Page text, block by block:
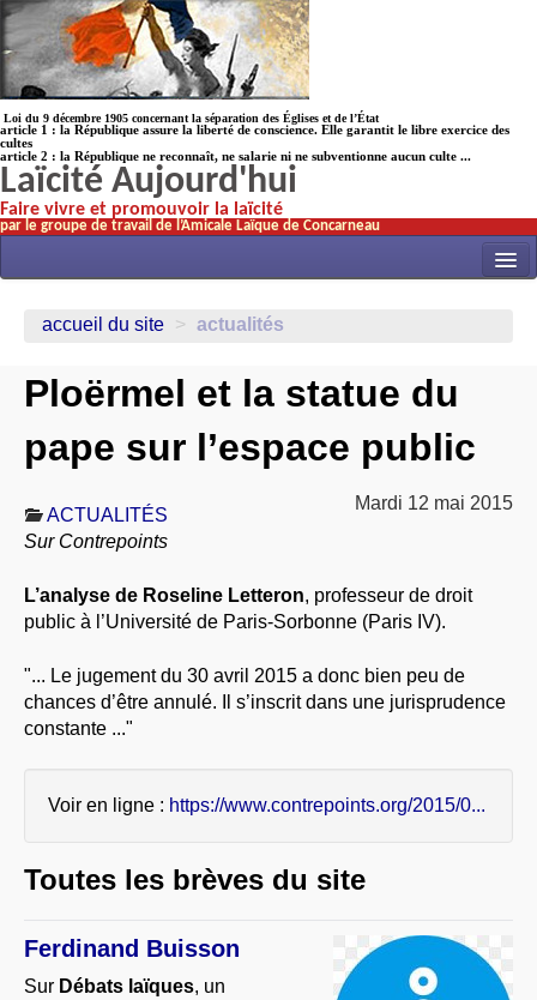
Loi du 9 décembre 1905 concernant la séparation des Églises et de l’État
article 1 : la République assure la liberté de conscience. Elle garantit le libre exercice des
cultes
article 2 : la République ne reconnaît, ne salarie ni ne subventionne aucun culte ...
Laïcité Aujourd'hui
Faire vivre et promouvoir la laïcité
par le groupe de travail de l’Amicale Laïque de Concarneau
NOS TRAVAUX
HISTOIRE(s)
LAICITHÈQUE
À PROPOS
LIBRES OPINIONS
* [ connexion Adhérents ]
accueil du site > actualités
Ploërmel et la statue du
pape sur l’espace public
Mardi 12 mai 2015
ACTUALITÉS
Sur Contrepoints
L’analyse de Roseline Letteron, professeur de droit
public à l’Université de Paris-Sorbonne (Paris IV).
"... Le jugement du 30 avril 2015 a donc bien peu de
chances d’être annulé. Il s’inscrit dans une jurisprudence
constante ..."
Voir en ligne : https://www.contrepoints.org/2015/0...
Toutes les brèves du site
Ferdinand Buisson
Sur Débats laïques, un